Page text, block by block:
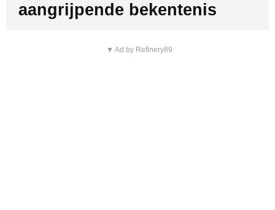
aangrijpende bekentenis
▼ Ad by Refinery89